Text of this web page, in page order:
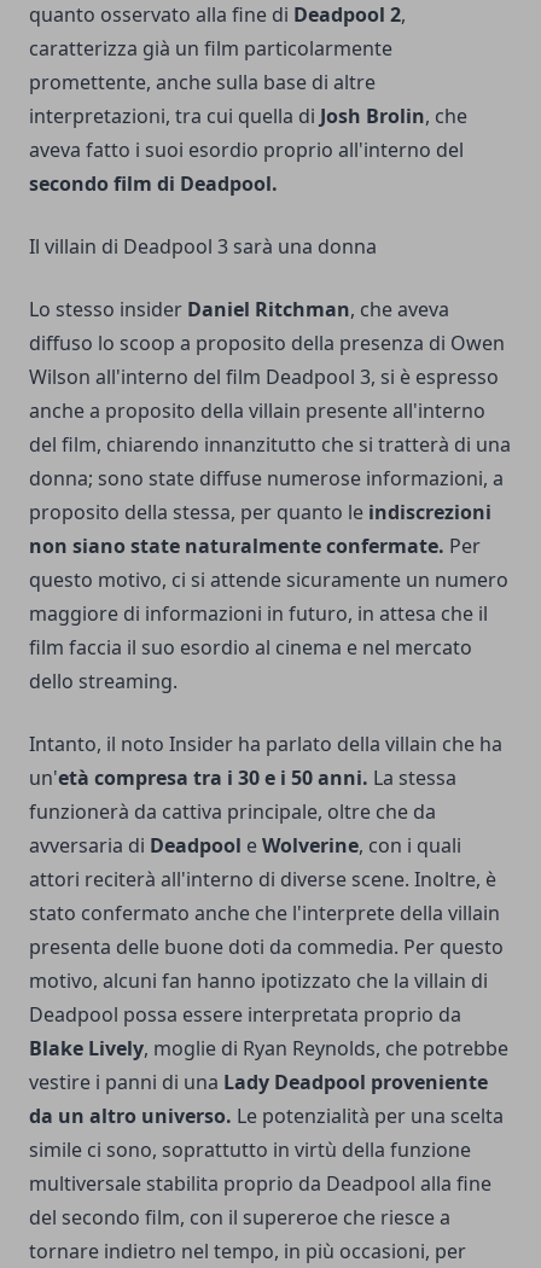
quanto osservato alla fine di Deadpool 2,
caratterizza già un film particolarmente
promettente, anche sulla base di altre
interpretazioni, tra cui quella di Josh Brolin, che
aveva fatto i suoi esordio proprio all'interno del
secondo film di Deadpool.
Il villain di Deadpool 3 sarà una donna
Lo stesso insider Daniel Ritchman, che aveva
diffuso lo scoop a proposito della presenza di Owen
Wilson all'interno del film Deadpool 3, si è espresso
anche a proposito della villain presente all'interno
del film, chiarendo innanzitutto che si tratterà di una
donna; sono state diffuse numerose informazioni, a
proposito della stessa, per quanto le indiscrezioni
non siano state naturalmente confermate. Per
questo motivo, ci si attende sicuramente un numero
maggiore di informazioni in futuro, in attesa che il
film faccia il suo esordio al cinema e nel mercato
dello streaming.
Intanto, il noto Insider ha parlato della villain che ha
un'età compresa tra i 30 e i 50 anni. La stessa
funzionerà da cattiva principale, oltre che da
avversaria di Deadpool eWolverine, con i quali
attori reciterà all'interno di diverse scene. Inoltre, è
stato confermato anche che l'interprete della villain
presenta delle buone doti da commedia. Per questo
motivo, alcuni fan hanno ipotizzato che la villain di
Deadpool possa essere interpretata proprio da
Blake Lively, moglie di Ryan Reynolds, che potrebbe
vestire i panni di una Lady Deadpool proveniente
da un altro universo. Le potenzialità per una scelta
simile ci sono, soprattutto in virtù della funzione
multiversale stabilita proprio da Deadpool alla fine
del secondo film, con il supereroe che riesce a
tornare indietro nel tempo, in più occasioni, per